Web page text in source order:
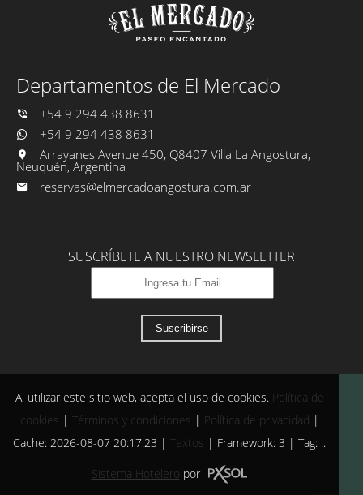
Departamentos de El Mercado
+54 9 294 438 8631
+54 9 294 438 8631
Arrayanes Avenue 450, Q8407 Villa La Angostura,
Neuquén, Argentina
reservas@elmercadoangostura.com.ar
SUSCRÍBETE A NUESTRO NEWSLETTER
Suscribirse
Al utilizar este sitio web, acepta el uso de cookies. Política de
cookies | Términos y condiciones | Política de privacidad |
Cache: 2026-08-07 20:17:23 | Textos | Framework: 3 | Tag: ..
Sistema Hotelero por